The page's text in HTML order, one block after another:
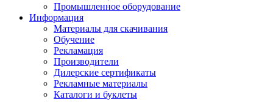
Промышленное оборудование
Информация
Материалы для скачивания
Обучение
Рекламация
Производители
Дилерские сертификаты
Рекламные материалы
Каталоги и буклеты